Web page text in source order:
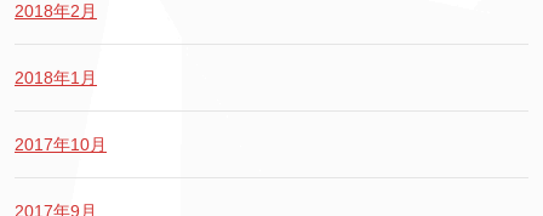
2018年2月
2018年1月
2017年10月
2017年9月